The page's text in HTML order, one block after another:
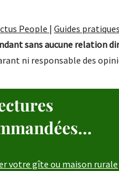
People | Guides pratiques
sans aucune relation
ni responsable des
votre gîte ou maison rurale